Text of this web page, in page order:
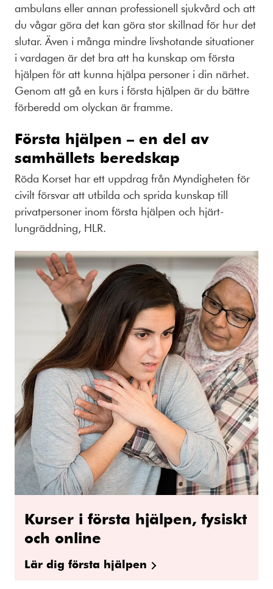
ambulans eller annan professionell sjukvård och att
du vågar göra det kan göra stor skillnad för hur det
slutar. Även i många mindre livshotande situationer
i vardagen är det bra att ha kunskap om första
hjälpen för att kunna hjälpa personer i din närhet.
Genom att gå en kurs i första hjälpen är du bättre
förberedd om olyckan är framme.
Första hjälpen – en del av
samhällets beredskap
Röda Korset har ett uppdrag från Myndigheten för
civilt försvar att utbilda och sprida kunskap till
privatpersoner inom första hjälpen och hjärt-
lungräddning, HLR.
Kurser i första hjälpen, fysiskt
och online
Lär dig första hjälpen